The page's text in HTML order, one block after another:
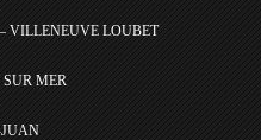
VILLENEUVE LOUBET
MER